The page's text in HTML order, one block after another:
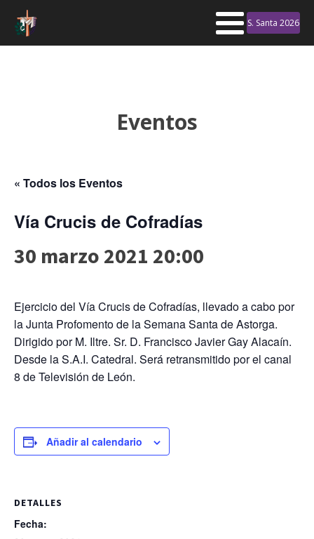
S. Santa 2026
Eventos
« Todos los Eventos
Vía Crucis de Cofradías
30 marzo 2021 20:00
Ejercicio del Vía Crucis de Cofradías, llevado a cabo por
la Junta Profomento de la Semana Santa de Astorga.
Dirigido por M. Iltre. Sr. D. Francisco Javier Gay Alacaín.
Desde la S.A.I. Catedral. Será retransmitido por el canal
8 de Televisión de León.
Añadir al calendario
DETALLES
Fecha: